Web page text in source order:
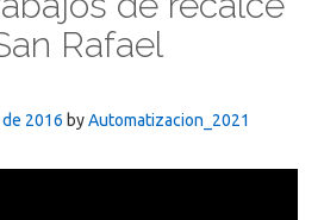
Rafael
2016 byAutomatizacion_2021